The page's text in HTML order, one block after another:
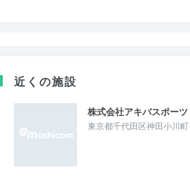
近くの施設
株式会社アキバスポーツ
東京都千代田区神田小川町